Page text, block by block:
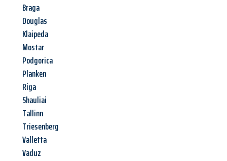
Braga
Douglas
Klaipeda
Mostar
Podgorica
Planken
Riga
Shauliai
Tallinn
Triesenberg
Valletta
Vaduz